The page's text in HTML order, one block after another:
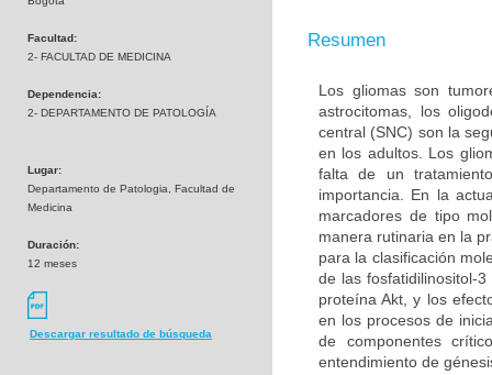
Facultad:
2- FACULTAD DE MEDICINA
Dependencia:
2- DEPARTAMENTO DE PATOLOGÍA
Lugar:
Departamento de Patologia, Facultad de
Medicina
Duración:
12 meses
Descargar resultado de búsqueda
Resumen
Los gliomas son
astrocitomas, los
central (SNC) son la
en los adultos. Los
falta de un
importancia. En la
marcadores de tipo
manera rutinaria en la
para la clasificación
de las fosfatidilinositol-
proteína Akt, y los
en los procesos de
de componentes
entendimiento de